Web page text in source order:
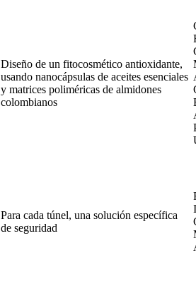
Diseño de un fitocosmético antioxidante,
usando nanocápsulas de aceites esenciales
y matrices poliméricas de almidones
colombianos
Para cada túnel, una solución específica
de seguridad